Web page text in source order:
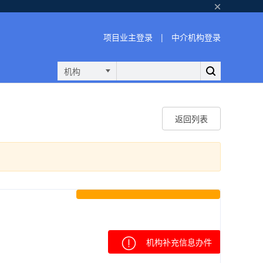
项目业主登录 | 中介机构登录
机构
返回列表
机构补充信息办件